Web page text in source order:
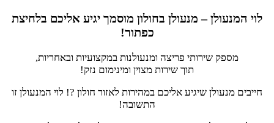
לוי המנעולן – מנעולן בחולון מוסמך יגיע אליכם בלחיצת
כפתור!
מספק שירותי פריצה ומנעולנות במקצועיות ובאחריות,
תוך שירות מצוין ומינימום נזק!
חייבים מנעולן שיגיע אליכם במהירות לאזור חולון ?! לוי המנעולן זו
התשובה!